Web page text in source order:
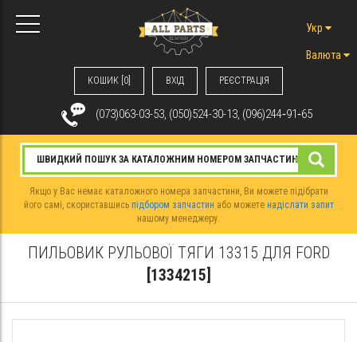
КОШИК [0] ВХIД РЕЄСТРАЦІЯ
Укр
Валюта
(073)063-03-53, (050)524-30-13, (096)244‑91‑65
Якщо у Вас немає каталожного номера запчастини, Ви можете підібрати
його самі, скориставшись підбором запчастин або можете надіслати запит
нашому менеджеру.
ПИЛЬОВИК РУЛЬОВОЇ ТЯГИ 13315 ДЛЯ FORD
[1334215]